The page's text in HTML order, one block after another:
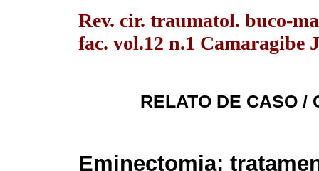
Rev. cir. traumatol. buco-
fac. vol.12 n.1 Camaragibe
RELATO DE CASO /
Eminectomia: